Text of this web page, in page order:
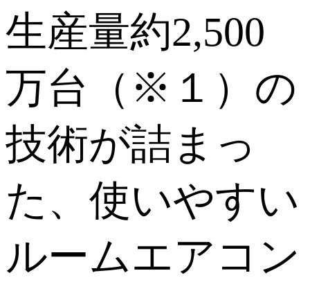
生産量約2,500
万台（※１）の
技術が詰まっ
た、使いやすい
ルームエアコン